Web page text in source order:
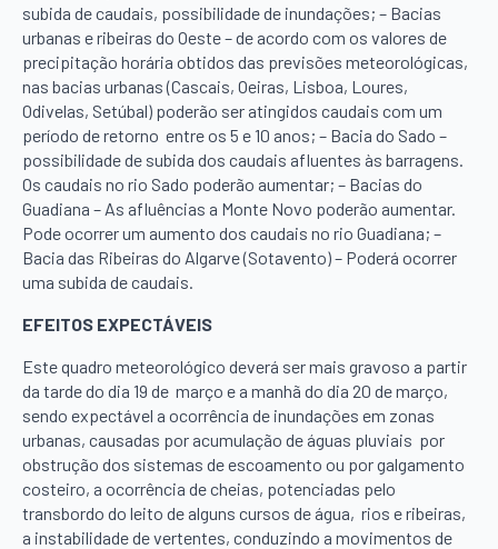
subida de caudais, possibilidade de inundações; – Bacias
urbanas e ribeiras do Oeste – de acordo com os valores de
precipitação horária obtidos das previsões meteorológicas,
nas bacias urbanas (Cascais, Oeiras, Lisboa, Loures,
Odivelas, Setúbal) poderão ser atingidos caudais com um
período de retorno entre os 5 e 10 anos; – Bacia do Sado –
possibilidade de subida dos caudais afluentes às barragens.
Os caudais no rio Sado poderão aumentar; – Bacias do
Guadiana – As afluências a Monte Novo poderão aumentar.
Pode ocorrer um aumento dos caudais no rio Guadiana; –
Bacia das Ribeiras do Algarve (Sotavento) – Poderá ocorrer
uma subida de caudais.
EFEITOS EXPECTÁVEIS
Este quadro meteorológico deverá ser mais gravoso a partir
da tarde do dia 19 de março e a manhã do dia 20 de março,
sendo expectável a ocorrência de inundações em zonas
urbanas, causadas por acumulação de águas pluviais por
obstrução dos sistemas de escoamento ou por galgamento
costeiro, a ocorrência de cheias, potenciadas pelo
transbordo do leito de alguns cursos de água, rios e ribeiras,
a instabilidade de vertentes, conduzindo a movimentos de